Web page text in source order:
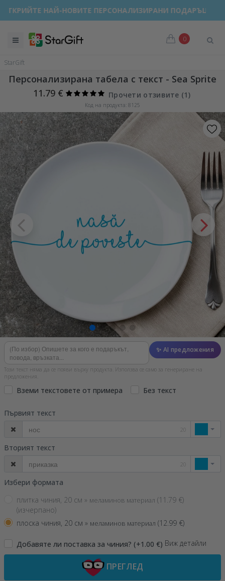
НАЙ-НОВИТЕ ПЕРСОНАЛИЗИРАНИ ПОДАРЪЦИ!
0
StarGift
Персонализирана табела с текст - Sea Sprite
11.79 €
Прочети отзивите (1)
Код на продукта: 8125
✨ AI предложения
Този текст няма да се появи върху продукта. Използва се само за генериране на
предложения.
Вземи текстовете от примера Без текст
Първият текст
20
Вторият текст
20
Избери формата
плитка чиния, 20 см » меламинов материал (11.79 €)
(изчерпано)
плоска чиния, 20 см » меламинов материал (12.99 €)
Добавяте ли поставка за чиния? (+1.00 €) Виж детайли
ПРЕГЛЕД